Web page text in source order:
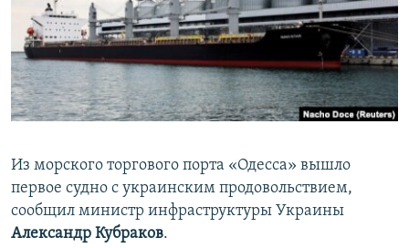
ПОБЕДИТЕЛЕЙ НЕ СУДЯТ?
КРЫМ.НЕПОКОРЕННЫЙ
ELIFBE
УКРАИНСКАЯ ПРОБЛЕМА КРЫМА
ПРИСОЕДИНЯЙТЕСЬ!
Из морского торгового порта «Одесса» вышло
первое судно с украинским продовольствием,
сообщил министр инфраструктуры Украины
Александр Кубраков.